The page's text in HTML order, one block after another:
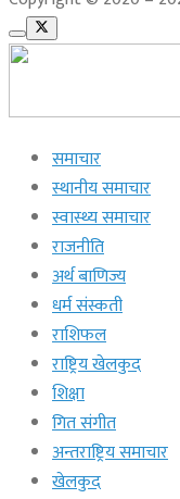
समाचार
स्थानीय समाचार
स्वास्थ्य समाचार
राजनीति
अर्थ बाणिज्य
धर्म संस्कती
राशिफल
राष्ट्रिय खेलकुद
शिक्षा
गित संगीत
अन्तराष्ट्रिय समाचार
खेलकुद